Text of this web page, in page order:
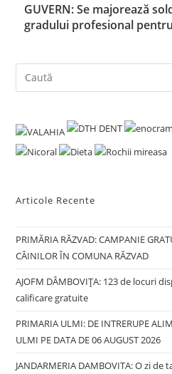
GUVERN: Se majorează
gradului profesional
Articole Recente
PRIMĂRIA RĂZVAD: CAMPANIE
CÂINILOR ÎN COMUNA RĂZVAD
AJOFM DÂMBOVIȚA: 123 de locuri
calificare gratuite
PRIMARIA ULMI: DE INTRERUPE
ULMI PE DATA DE 06 AUGUST 2026
JANDARMERIA DAMBOVITA: O zi